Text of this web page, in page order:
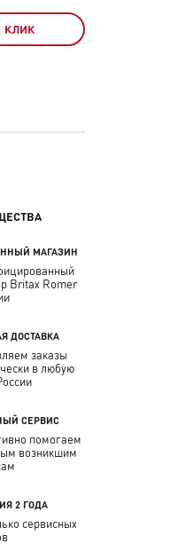
КЛИК
МАГАЗИН
Britax Romer
ДОСТАВКА
заказы
в любую
СЕРВИС
помогаем
возникшим
2 ГОДА
сервисных